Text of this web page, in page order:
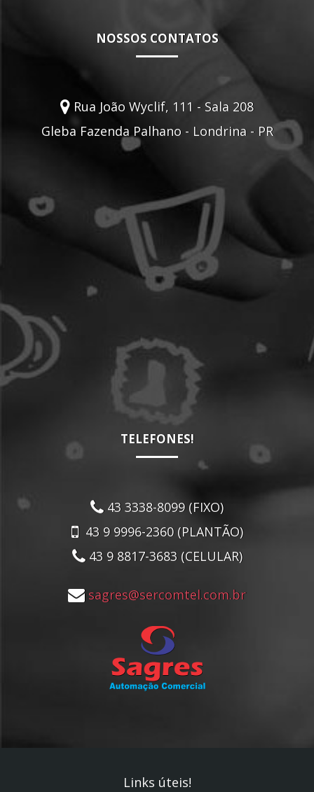
NOSSOS CONTATOS
Rua João Wyclif, 111 - Sala 208
Gleba Fazenda Palhano - Londrina - PR
TELEFONES!
43 3338-8099 (FIXO)
43 9 9996-2360 (PLANTÃO)
43 9 8817-3683 (CELULAR)
sagres@sercomtel.com.br
Links úteis!